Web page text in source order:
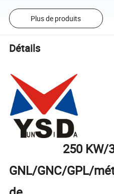
Plus de produits
Détails
250 KW/
GNL/GNC/GPL/